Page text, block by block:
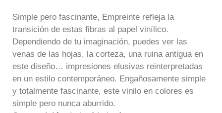
Simple pero fascinante, Empreinte refleja la
transición de estas fibras al papel vinílico.
Dependiendo de tu imaginación, puedes ver las
venas de las hojas, la corteza, una ruina antigua en
este diseño… impresiones elusivas reinterpretadas
en un estilo contemporáneo. Engañosamente simple
y totalmente fascinante, este vinilo en colores es
simple pero nunca aburrido.